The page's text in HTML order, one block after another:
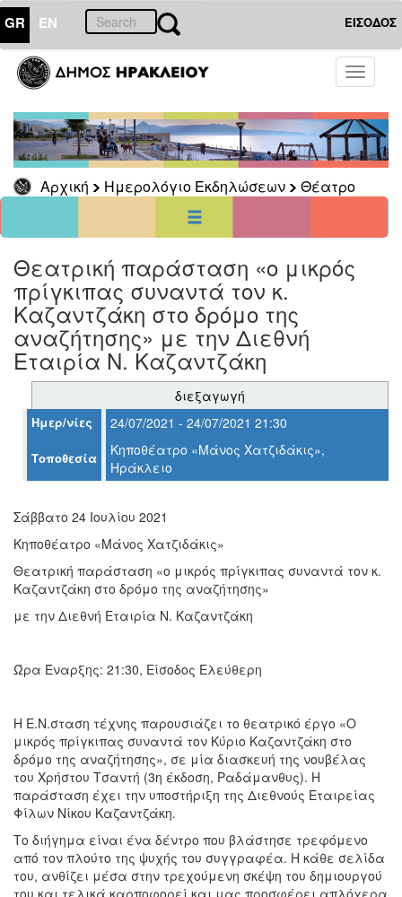
GR EN ΕΙΣΟΔΟΣ
Toggle
Αρχική Ημερολόγιο Εκδηλώσεων Θέατρο
01
Ιούλιος
2021
Κυρ Δευ Τρι Τετ Πεμ Παρ Σαβ
1 2
3
4
11
12 13 14 15 16
17
24
ΗΜΕΡΟΛΟΓΙΟ
ΕΚΔΗΛΩΣΕΩΝ
Θέατρο
ΤΟΠΟΣ
ΠΟΛΙΤΙΣΜΟΣ
ΑΝΘΕΚΤΙΚΗ
ΠΟΛΗ
Θεατρική παράσταση «ο μικρός
πρίγκιπας συναντά τον κ.
Καζαντζάκη στο δρόμο της
αναζήτησης» με την Διεθνή
Εταιρία Ν. Καζαντζάκη
διεξαγωγή
Ημερ/νίες 24/07/2021 - 24/07/2021 21:30
Τοποθεσία
Κηποθέατρο «Μάνος Χατζιδάκις»,
Ηράκλειο
Σάββατο 24 Ιουλίου 2021
Κηποθέατρο «Μάνος Χατζιδάκις»
Θεατρική παράσταση «ο μικρός πρίγκιπας συναντά τον κ.
Καζαντζάκη στο δρόμο της αναζήτησης»
με την Διεθνή Εταιρία Ν. Καζαντζάκη
Ώρα Έναρξης: 21:30, Είσοδος Ελεύθερη
Η Ε.Ν.σταση τέχνης παρουσιάζει το θεατρικό έργο «Ο
μικρός πρίγκιπας συναντά τον Κύριο Καζαντζάκη στο
δρόμο της αναζήτησης», σε μία διασκευή της νουβέλας
του Χρήστου Τσαντή (3η έκδοση, Ραδάμανθυς). Η
παράσταση έχει την υποστήριξη της Διεθνούς Εταιρείας
Φίλων Νίκου Καζαντζάκη.
Το διήγημα είναι ένα δέντρο που βλάστησε τρεφόμενο
από τον πλούτο της ψυχής του συγγραφέα. Η κάθε σελίδα
του, ανθίζει μέσα στην τρεχούμενη σκέψη του δημιουργού
του και τελικά καρποφορεί και μας προσφέρει απλόχερα